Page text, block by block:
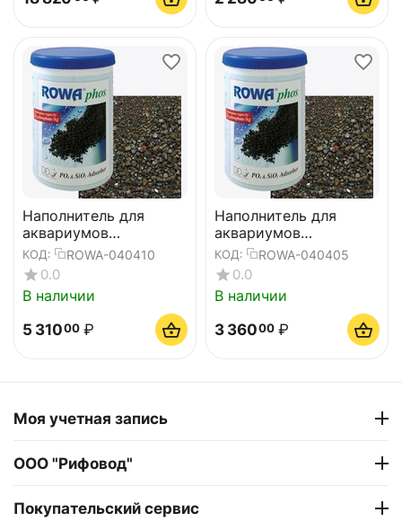
Наполнитель для
аквариумов
ROWAphos, 1000gr
КОД: ROWA-040410
0.0
В наличии
5 31000 ₽
Наполнитель для
аквариумов
ROWAphos, 500gr
КОД: ROWA-040405
0.0
В наличии
3 36000 ₽
Моя учетная запись
ООО "Рифовод"
Покупательский сервис